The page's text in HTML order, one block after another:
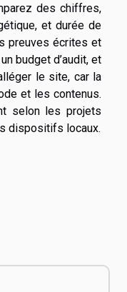
des chiffres,
et durée de
preuves écrites et
budget d’audit, et
le site, car la
et les contenus.
selon les projets
dispositifs locaux.